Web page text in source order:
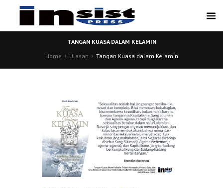
TANGAN KUASA DALAM KELAMIN
Home
Ulasan Tangan Kuasa dalam Kelamin